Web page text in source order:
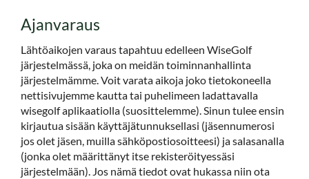
Ajanvaraus
Lähtöaikojen varaus tapahtuu edelleen WiseGolf
järjestelmässä, joka on meidän toiminnanhallinta
järjestelmämme. Voit varata aikoja joko tietokoneella
nettisivujemme kautta tai puhelimeen ladattavalla
wisegolf aplikaatiolla (suosittelemme). Sinun tulee ensin
kirjautua sisään käyttäjätunnuksellasi (jäsennumerosi
jos olet jäsen, muilla sähköpostiosoitteesi) ja salasanalla
(jonka olet määrittänyt itse rekisteröityessäsi
järjestelmään). Jos nämä tiedot ovat hukassa niin ota